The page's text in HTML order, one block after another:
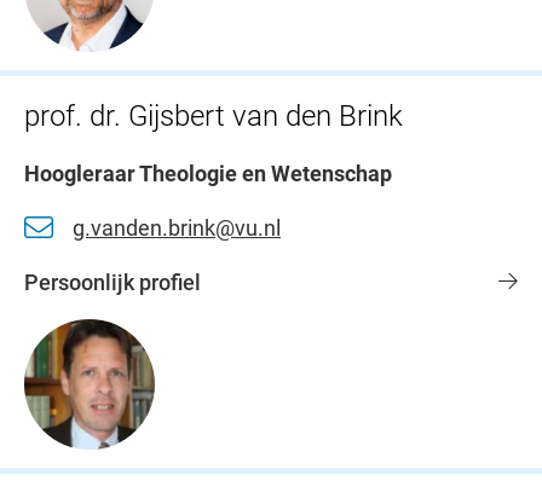
prof. dr. Gijsbert van den Brink
Hoogleraar Theologie en Wetenschap
g.vanden.brink@vu.nl
Persoonlijk profiel